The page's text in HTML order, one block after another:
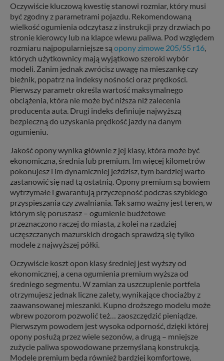
Oczywiście kluczową kwestię stanowi rozmiar, który musi
być zgodny z parametrami pojazdu. Rekomendowaną
wielkość ogumienia odczytasz z instrukcji przy drzwiach po
stronie kierowcy lub na klapce wlewu paliwa. Pod względem
rozmiaru najpopularniejsze są opony zimowe 205/55 r16,
których użytkownicy mają wyjątkowo szeroki wybór
modeli. Zanim jednak zwrócisz uwagę na mieszankę czy
bieżnik, popatrz na indeksy nośności oraz prędkości.
Pierwszy parametr określa wartość maksymalnego
obciążenia, która nie może być niższa niż zalecenia
producenta auta. Drugi indeks definiuje najwyższą
bezpieczną do uzyskania prędkość jazdy na danym
ogumieniu.
Jakość opony wynika głównie z jej klasy, która może być
ekonomiczna, średnia lub premium. Im więcej kilometrów
pokonujesz i im dynamiczniej jeździsz, tym bardziej warto
zastanowić się nad tą ostatnią. Opony premium są bowiem
wytrzymałe i gwarantują przyczepność podczas szybkiego
przyspieszania czy zwalniania. Tak samo ważny jest teren, w
którym się poruszasz – ogumienie budżetowe
przeznaczono raczej do miasta, z kolei na rzadziej
uczęszczanych mazurskich drogach sprawdzą się tylko
modele z najwyższej półki.
Oczywiście koszt opon klasy średniej jest wyższy od
ekonomicznej, a cena ogumienia premium wyższa od
średniego segmentu. W zamian za uszczuplenie portfela
otrzymujesz jednak liczne zalety, wynikające chociażby z
zaawansowanej mieszanki. Kupno droższego modelu może
wbrew pozorom pozwolić też… zaoszczędzić pieniądze.
Pierwszym powodem jest wysoka odporność, dzięki której
opony posłużą przez wiele sezonów, a drugą – mniejsze
zużycie paliwa spowodowane przemyślaną konstrukcją.
Modele premium będą również bardziej komfortowe,